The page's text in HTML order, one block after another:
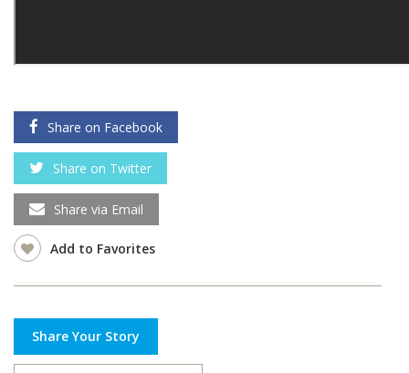
Share on Facebook
Share on Twitter
Share via Email
Add to Favorites
Share Your Story